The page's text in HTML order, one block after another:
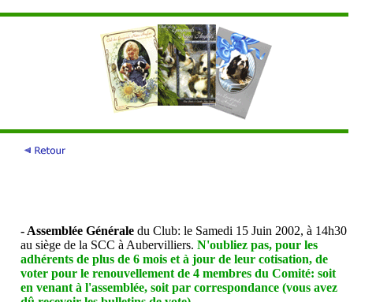
- Assemblée Générale du Club: le Samedi 15 Juin 2002, à 14h30
au siège de la SCC à Aubervilliers. N'oubliez pas, pour les
adhérents de plus de 6 mois et à jour de leur cotisation, de
voter pour le renouvellement de 4 membres du Comité: soit
en venant à l'assemblée, soit par correspondance (vous avez